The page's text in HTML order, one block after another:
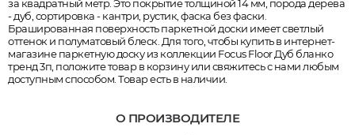
за квадратный метр. Это покрытие толщиной 14 мм, порода дерева
- дуб, сортировка - кантри, рустик, фаска без фаски.
Брашированная поверхность паркетной доски имеет светлый
оттенок и полуматовый блеск. Для того, чтобы купить в интернет-
магазине паркетную доску из коллекции Focus Floor Дуб бланко
тренд 3п, положите товар в корзину или свяжитесь с нами любым
доступным способом. Товар есть в наличии.
О ПРОИЗВОДИТЕЛЕ